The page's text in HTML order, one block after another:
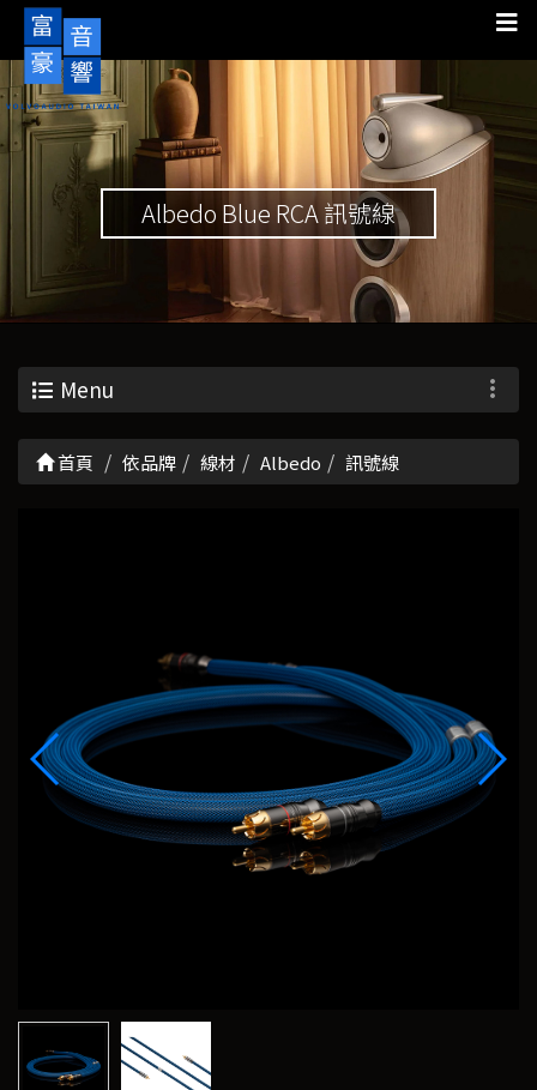
Albedo Blue RCA 訊號線
Menu
首頁 依品牌 線材 Albedo 訊號線